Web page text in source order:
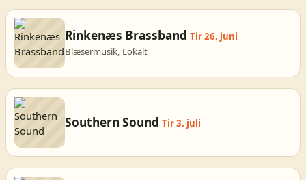
Rinkenæs Brassband Tir 26. juni
Blæsermusik, Lokalt
Southern Sound Tir 3. juli